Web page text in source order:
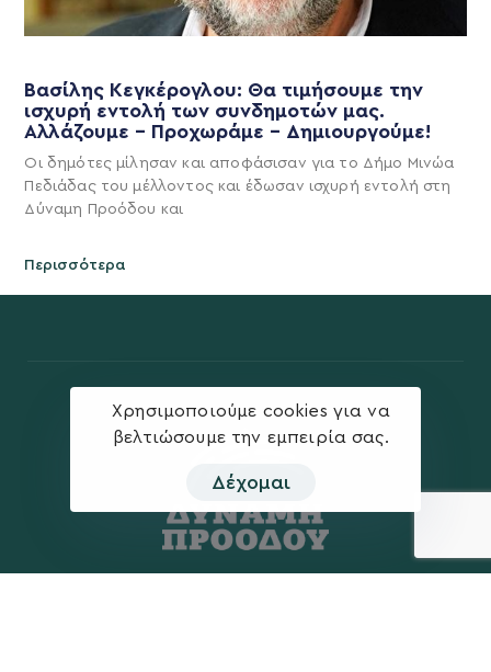
Βασίλης Κεγκέρογλου: Θα τιμήσουμε την
ισχυρή εντολή των συνδημοτών μας.
Αλλάζουμε – Προχωράμε – Δημιουργούμε!
Οι δημότες μίλησαν και αποφάσισαν για το Δήμο Μινώα
Πεδιάδας του μέλλοντος και έδωσαν ισχυρή εντολή στη
Δύναμη Προόδου και
Περισσότερα
Χρησιμοποιούμε cookies για να
βελτιώσουμε την εμπειρία σας.
Δέχομαι